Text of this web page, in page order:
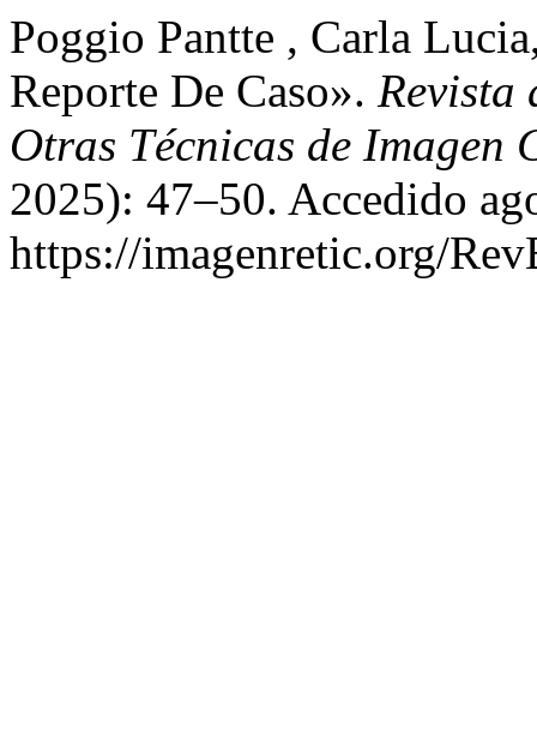
Poggio Pantte , Carla
Reporte De Caso». Revista
Otras Técnicas de Imagen
2025): 47–50. Accedido
https://imagenretic.org/